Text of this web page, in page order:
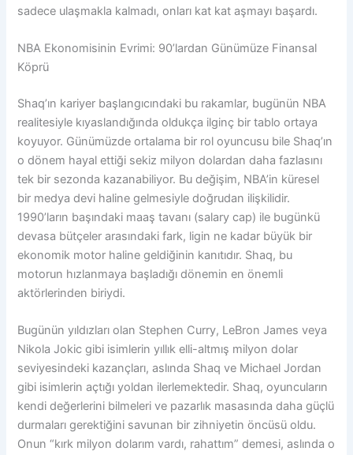
sadece ulaşmakla kalmadı, onları kat kat aşmayı başardı.
NBA Ekonomisinin Evrimi: 90’lardan Günümüze Finansal
Köprü
Shaq’ın kariyer başlangıcındaki bu rakamlar, bugünün NBA
realitesiyle kıyaslandığında oldukça ilginç bir tablo ortaya
koyuyor. Günümüzde ortalama bir rol oyuncusu bile Shaq’ın
o dönem hayal ettiği sekiz milyon dolardan daha fazlasını
tek bir sezonda kazanabiliyor. Bu değişim, NBA’in küresel
bir medya devi haline gelmesiyle doğrudan ilişkilidir.
1990’ların başındaki maaş tavanı (salary cap) ile bugünkü
devasa bütçeler arasındaki fark, ligin ne kadar büyük bir
ekonomik motor haline geldiğinin kanıtıdır. Shaq, bu
motorun hızlanmaya başladığı dönemin en önemli
aktörlerinden biriydi.
Bugünün yıldızları olan Stephen Curry, LeBron James veya
Nikola Jokic gibi isimlerin yıllık elli-altmış milyon dolar
seviyesindeki kazançları, aslında Shaq ve Michael Jordan
gibi isimlerin açtığı yoldan ilerlemektedir. Shaq, oyuncuların
kendi değerlerini bilmeleri ve pazarlık masasında daha güçlü
durmaları gerektiğini savunan bir zihniyetin öncüsü oldu.
Onun “kırk milyon dolarım vardı, rahattım” demesi, aslında o